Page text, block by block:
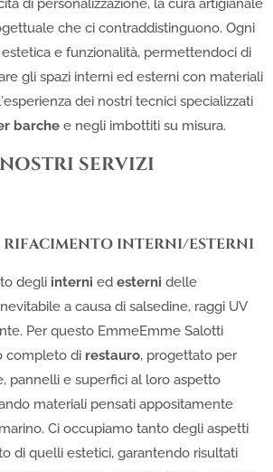
che ci contraddistinguono. Ogni
e funzionalità, permettendoci di
gli spazi interni ed esterni con materiali
dei nostri tecnici specializzati
barchee negli imbottiti su misura.
SERVIZI
RIFACIMENTO INTERNI/ESTERNI
degli interni ed esterni delle
a causa di salsedine, raggi UV
Per questo EmmeEmme Salotti
completo di restauro, progettato per
pannelli e superfici al loro aspetto
materiali pensati appositamente
Ci occupiamo tanto degli aspetti
di quelli estetici, garantendo risultati